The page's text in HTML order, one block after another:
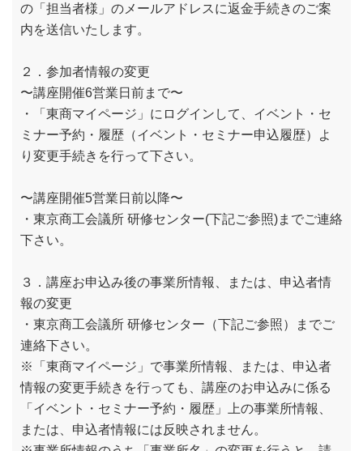
の「担当者様」のメールアドレスに返金手続きのご案
内を送信いたします。
２．参加者情報の変更
〜講座開催6営業日前まで〜
・「東商マイページ」にログインして、イベント・セ
ミナー予約・履歴（イベント・セミナー申込履歴）よ
り変更手続きを行って下さい。
〜講座開催5営業日前以降〜
・東京商工会議所 研修センター(下記ご参照)までご連絡
下さい。
３．講座お申込み後の事業所情報、または、申込者情
報の変更
・東京商工会議所 研修センター（下記ご参照）までご
連絡下さい。
※「東商マイページ」で事業所情報、または、申込者
情報の変更手続きを行っても、講座のお申込みに係る
「イベント・セミナー予約・履歴」上の事業所情報、
または、申込者情報には反映されません。